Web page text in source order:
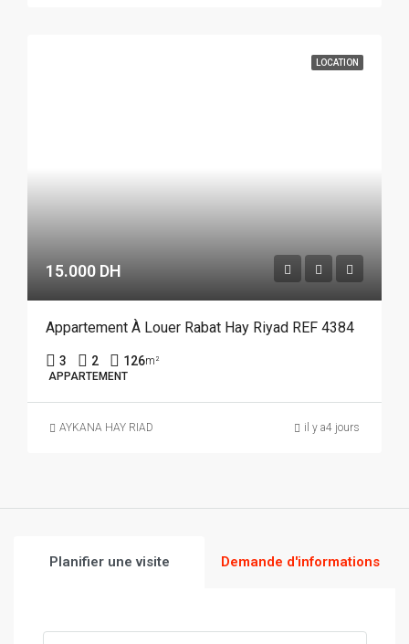
LOCATION
15.000 DH
Appartement À Louer Rabat Hay Riyad REF 4384
3 2 126m²
APPARTEMENT
AYKANA HAY RIAD il y a4 jours
Planifier une visite Demande d'informations